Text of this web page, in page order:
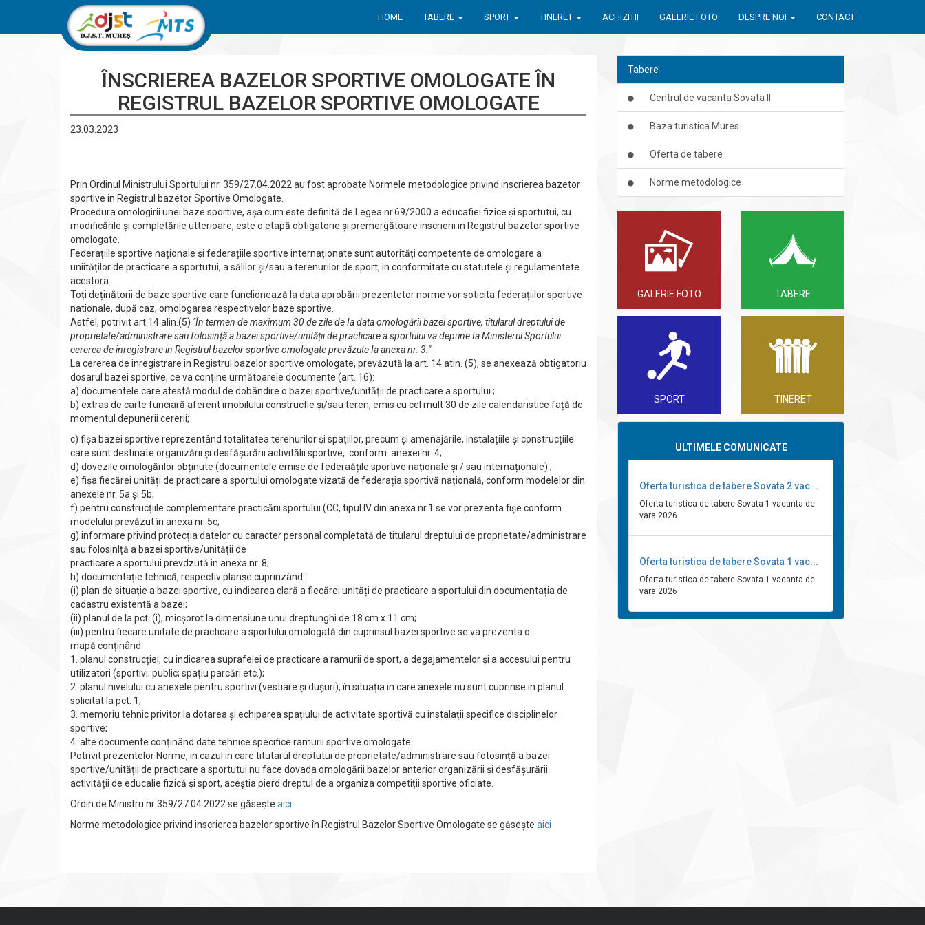
HOME TABERE SPORT TINERET ACHIZITII GALERIE FOTO DESPRE NOI CONTACT
ÎNSCRIEREA BAZELOR SPORTIVE OMOLOGATE ÎN
REGISTRUL BAZELOR SPORTIVE OMOLOGATE
23.03.2023
Prin Ordinul Ministrului Sportului nr. 359/27.04.2022 au fost aprobate Normele metodologice privind inscrierea bazetor
sportive in Registrul bazetor Sportive Omologate.
Procedura omologirii unei baze sportive, așa cum este definită de Legea nr.69/2000 a educafiei fizice și sportutui, cu
modificările și completările utterioare, este o etapă obtigatorie și premergătoare inscrierii in RegistruI bazetor sportive
omologate.
Federațiile sportive naționale și federațiile sportive internaționate sunt autorități competente de omologare a
uniităților de practicare a sportutui, a sălilor și/sau a terenurilor de sport, in conformitate cu statutele și regulamentete
acestora.
Toți deținătorii de baze sportive care funclionează la data aprobării prezentetor norme vor soticita federațiilor sportive
nationale, după caz, omologarea respectivelor baze sportive.
Astfel, potrivit art.14 alin.(5) "În termen de maximum 30 de zile de Ia data omologării bazei sportive, titularul dreptului de
proprietate/administrare sau folosință a bazei sportive/unității de practicare a sportului va depune Ia Ministerul Sportului
cererea de inregistrare in Registrul bazelor sportive omologate prevăzute Ia anexa nr. 3."
La cererea de inregistrare in Registrul bazelor sportive omologate, prevăzută la art. 14 atin. (5), se anexează obtigatoriu
dosaruI bazei sportive, ce va conține următoarele documente (art. 16):
a) documentele care atestă modul de dobândire o bazei sportive/unității de practicare a sportului ;
b) extras de carte funciară aferent imobilului construcfie și/sau teren, emis cu cel mult 30 de zile calendaristice față de
momentul depunerii cererii;
c) fișa bazei sportive reprezentând totalitatea terenurilor și spațiilor, precum și amenajările, instalațiile și construcțiile
care sunt destinate organizării și desfășurării activitălii sportive, conform anexei nr. 4;
d) dovezile omologărilor obținute (documentele emise de federaățile sportive naționale și / sau internaționale) ;
e) fișa fiecărei unități de practicare a sportului omologate vizată de federația sportivă națională, conform modelelor din
anexele nr. 5a și 5b;
f) pentru construcțiile complementare practicării sportului (CC, tipul lV din anexa nr.1 se vor prezenta fișe conform
modelului prevăzut în anexa nr. 5c;
g) informare privind protecția datelor cu caracter personal completată de titularul dreptului de proprietate/administrare
sau folosinlță a bazei sportive/unității de
practicare a sportului prevdzută in anexa nr. 8;
h) documentație tehnică, respectiv planșe cuprinzând:
(i) plan de situație a bazei sportive, cu indicarea clară a fiecărei unități de practicare a sportului din documentația de
cadastru existentă a bazei;
(ii) planul de Ia pct. (i), micșorot Ia dimensiune unui dreptunghi de 18 cm x 11 cm;
(iii) pentru fiecare unitate de practicare a sportului omologată din cuprinsul bazei sportive se va prezenta o
mapă conținând:
1. planul construcției, cu indicarea suprafelei de practicare a ramurii de sport, a degajamentelor și a accesului pentru
utilizatori (sportivi; public; spațiu parcări etc.);
2. planul nivelului cu anexele pentru sportivi (vestiare și dușuri), în situația in care anexele nu sunt cuprinse in planul
solicitat Ia pct. 1;
3. memoriu tehnic privitor la dotarea și echiparea spațiului de activitate sportivă cu instalații specifice disciplinelor
sportive;
4. alte documente conținând date tehnice specifice ramurii sportive omologate.
Potrivit prezentelor Norme, in cazul in care titutarul dreptutui de proprietate/administrare sau fotosință a bazei
sportive/unității de practicare a sportutui nu face dovada omologării bazelor anterior organizării și desfășurării
activității de educalie fizică și sport, aceștia pierd dreptul de a organiza competiții sportive oficiate.
Ordin de Ministru nr 359/27.04.2022 se găsește aici
Norme metodologice privind inscrierea bazelor sportive în Registrul Bazelor Sportive Omologate se găsește aici
Tabere
Centrul de vacanta Sovata II
Baza turistica Mures
Oferta de tabere
Norme metodologice
GALERIE FOTO TABERE
SPORT TINERET
ULTIMELE COMUNICATE
Oferta turistica de tabere Sovata 2 vac...
Oferta turistica de tabere Sovata 1 vacanta de
vara 2026
Oferta turistica de tabere Sovata 1 vac...
Oferta turistica de tabere Sovata 1 vacanta de
vara 2026